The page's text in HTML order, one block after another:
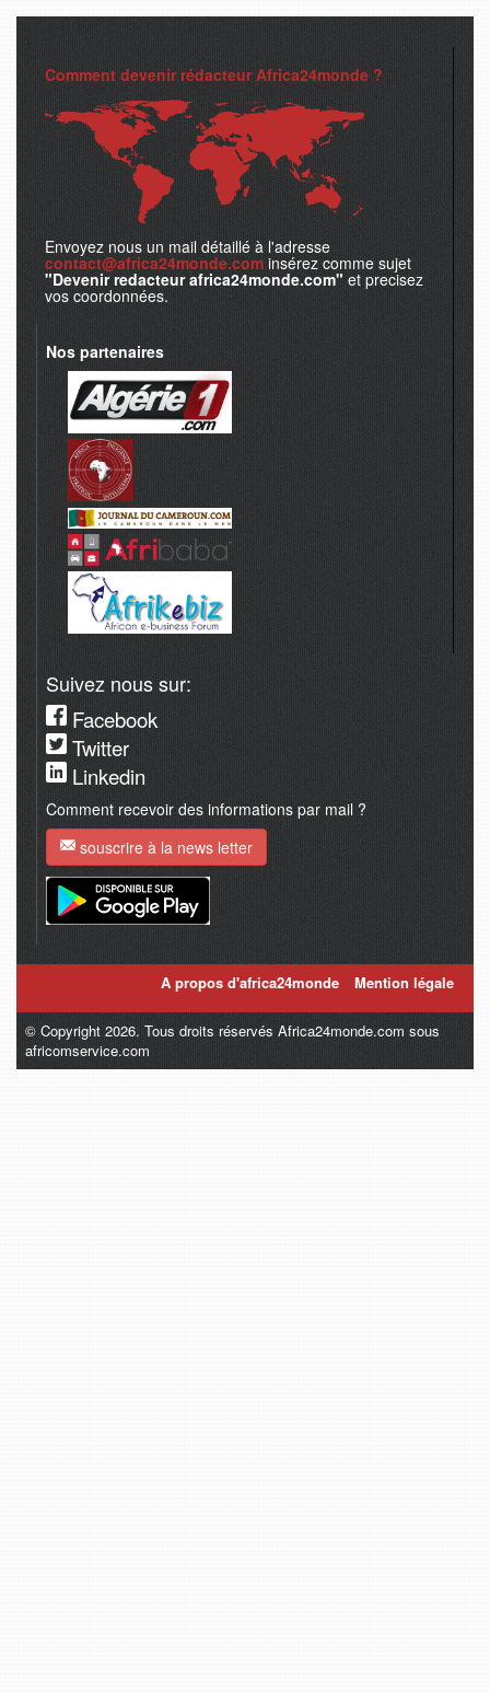
Comment devenir rédacteur Africa24monde ?
Envoyez nous un mail détaillé à l'adresse
contact@africa24monde.com insérez comme sujet
"Devenir redacteur africa24monde.com" et precisez
vos coordonnées.
Nos partenaires
Suivez nous sur:
Facebook
Twitter
Linkedin
Comment recevoir des informations par mail ?
souscrire à la news letter
A propos d'africa24monde Mention légale
© Copyright 2026. Tous droits réservés Africa24monde.com sous
africomservice.com